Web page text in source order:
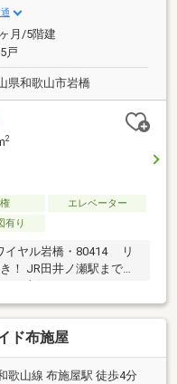
月/5階建
戸
県和歌山市岩橋
2
エレベーター
有り
イヤル岩橋・80414 リ
！ JR田井ノ瀬駅まで徒
！ 南側バルコニーで日
ド布施屋
歌山線 布施屋駅 徒歩4分